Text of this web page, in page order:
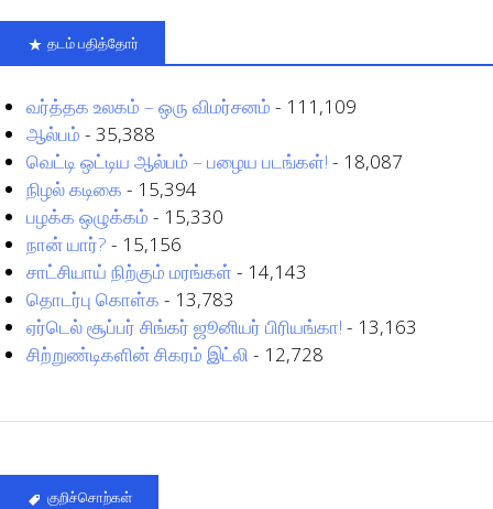
தடம் பதித்தோர்
வர்த்தக உலகம் – ஒரு விமர்சனம் - 111,109
ஆல்பம் - 35,388
வெட்டி ஒட்டிய ஆல்பம் – பழைய படங்கள்! - 18,087
நிழல் கடிகை - 15,394
பழக்க ஒழுக்கம் - 15,330
நான் யார்? - 15,156
சாட்சியாய் நிற்கும் மரங்கள் - 14,143
தொடர்பு கொள்க - 13,783
ஏர்டெல் சூப்பர் சிங்கர் ஜூனியர் பிரியங்கா! - 13,163
சிற்றுண்டிகளின் சிகரம் இட்லி - 12,728
குறிச்சொற்கள்